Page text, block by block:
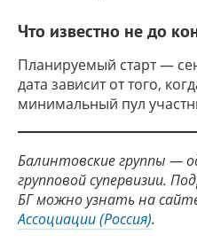
Что известно не до
Планируемый старт —
дата зависит от того,
минимальный пул
Балинтовские группы —
групповой супервизии.
БГ можно узнать на
Ассоциации (Россия).